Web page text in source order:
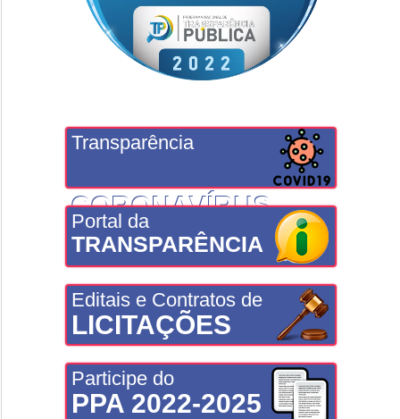
Transparência
CORONAVÍRUS
Portal da
TRANSPARÊNCIA
Editais e Contratos de
LICITAÇÕES
Participe do
PPA 2022-2025